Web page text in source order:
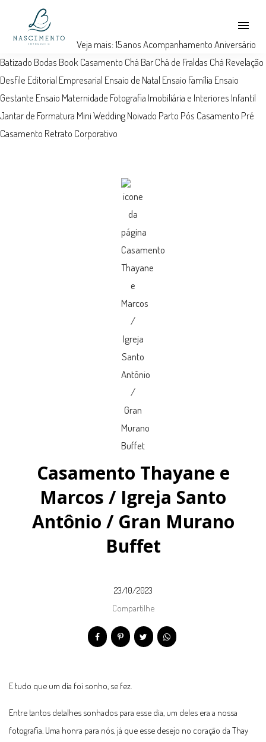
menu
Veja mais:15 anos AcompanhamentoAniversário
Batizado Bodas Book Casamento Chá BarChá de Fraldas Chá Revelação
Desfile Editorial Empresarial Ensaio de Natal Ensaio Família Ensaio
Gestante Ensaio Maternidade Fotografia Imobiliária e Interiores Infantil
Jantar de Formatura Mini WeddingNoivado Parto Pós Casamento Pré
Casamento Retrato Corporativo
Casamento Thayane e
Marcos / Igreja Santo
Antônio / Gran Murano
Buffet
23/10/2023
Compartilhe
E tudo que um dia foi sonho, se fez.
Entre tantos detalhes sonhados para esse dia, um deles era a nossa
fotografia. Uma honra para nós, já que esse desejo no coração da Thay